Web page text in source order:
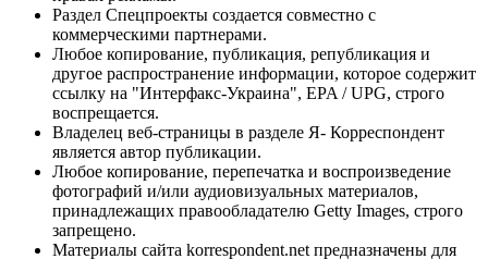
Раздел Спецпроекты создается совместно с
коммерческими партнерами.
Любое копирование, публикация, републикация и
другое распространение информации, которое содержит
ссылку на "Интерфакс-Украина", EPA / UPG, строго
воспрещается.
Владелец веб-страницы в разделе Я- Корреспондент
является автор публикации.
Любое копирование, перепечатка и воспроизведение
фотографий и/или аудиовизуальных материалов,
принадлежащих правообладателю Getty Images, строго
запрещено.
Материалы сайта korrespondent.net предназначены для